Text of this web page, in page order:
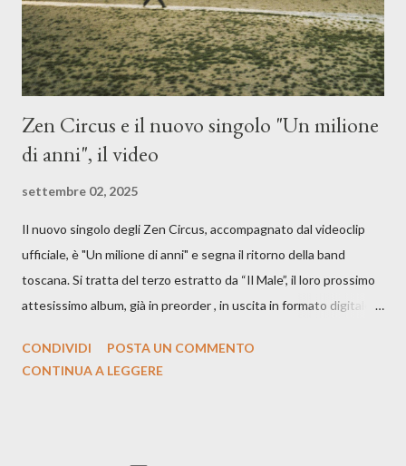
Zen Circus e il nuovo singolo "Un milione
di anni", il video
settembre 02, 2025
Il nuovo singolo degli Zen Circus, accompagnato dal videoclip
ufficiale, è "Un milione di anni" e segna il ritorno della band
toscana. Si tratta del terzo estratto da “Il Male”, il loro prossimo
attesissimo album, già in preorder , in uscita in formato digitale il
Records. GUARDA IL VIDEO: CREDITI Produced by A71
CONDIVIDI
POSTA UN COMMENTO
CONTINUA A LEGGERE